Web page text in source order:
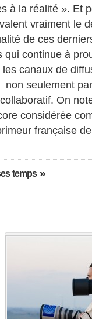
à la réalité ». Et
vraiment le
de ces
qui continue à
canaux de
seulement
On
considérée
française
temps»